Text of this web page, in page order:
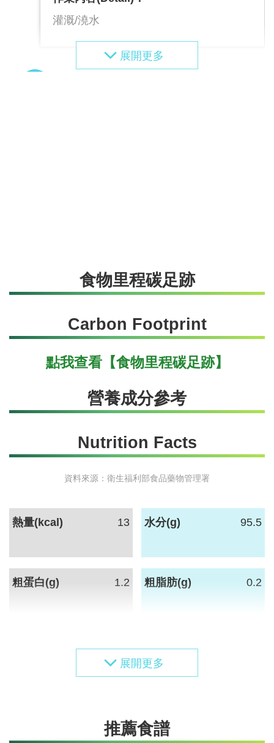
灌溉/澆水
2024/02/24
作業種類(Process)：
田間栽培管理
作業內容(Detail)：
灌溉/澆水
2024/03/01
有害生物防治
作業內容(Detail)：
食物里程碳足跡
Carbon Footprint
點我查看【食物里程碳足跡】
營養成分參考
Nutrition Facts
資料來源：衛生福利部食品藥物管理署
熱量(kcal) 13 水分(g) 95.5
粗蛋白(g) 1.2 粗脂肪(g) 0.2
推薦食譜